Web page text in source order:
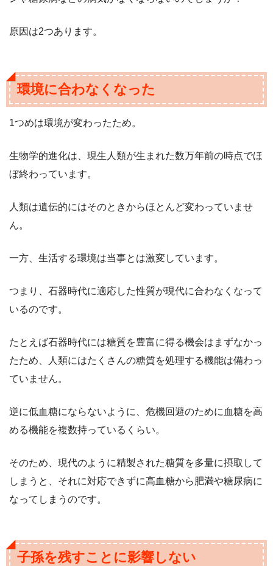
原因は2つあります。
環境に合わなくなった
1つめは環境が変わったため。
生物学的進化は、現生人類が生まれた数万年前の時点でほ
ぼ終わっています。
人類は遺伝的にはそのときからほとんど変わっていませ
ん。
一方、生活する環境は当事とは激変しています。
つまり、石器時代に適応した性質が現代に合わなくなって
いるのです。
たとえば石器時代には糖質を豊富に得る機会はまずなかっ
たため、人類にはたくさんの糖質を処理する機能は備わっ
ていません。
逆に低血糖にならないように、危機回避のために血糖を高
める機能を複数持っているくらい。
そのため、現代のように精製された糖質を多量に摂取して
しまうと、それに対応できずに高血糖から肥満や糖尿病に
なってしまうのです。
子孫を残すことに影響しない